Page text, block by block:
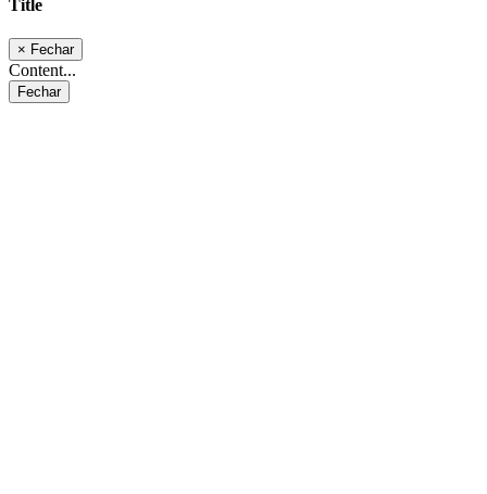
Title
× Fechar
Content...
Fechar